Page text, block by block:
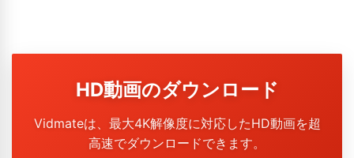
HD動画のダウンロード
Vidmateは、最大4K解像度に対応したHD動画を超
高速でダウンロードできます。